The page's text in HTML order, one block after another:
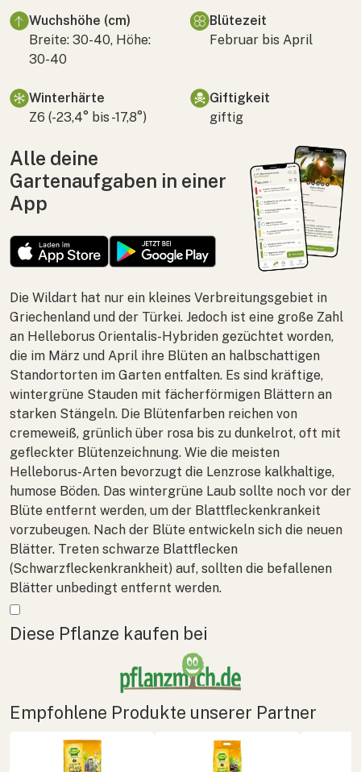
Wuchshöhe (cm)
Breite: 30-40, Höhe:
30-40
Blütezeit
Februar bis April
Winterhärte
Z6 (-23,4° bis -17,8°)
Giftigkeit
giftig
Alle deine
Gartenaufgaben in einer
App
Die Wildart hat nur ein kleines Verbreitungsgebiet in
Griechenland und der Türkei. Jedoch ist eine große Zahl
an Helleborus Orientalis-Hybriden gezüchtet worden,
die im März und April ihre Blüten an halbschattigen
Standortorten im Garten entfalten. Es sind kräftige,
wintergrüne Stauden mit fächerförmigen Blättern an
starken Stängeln. Die Blütenfarben reichen von
cremeweiß, grünlich über rosa bis zu dunkelrot, oft mit
gefleckter Blütenzeichnung. Wie die meisten
Helleborus-Arten bevorzugt die Lenzrose kalkhaltige,
humose Böden. Das wintergrüne Laub sollte noch vor der
Blüte entfernt werden, um der Blattfleckenkrankeit
vorzubeugen. Nach der Blüte entwickeln sich die neuen
Blätter. Treten schwarze Blattflecken
(Schwarzfleckenkrankheit) auf, sollten die befallenen
Blätter unbedingt entfernt werden.
Mehr anzeigen
Diese Pflanze kaufen bei
Empfohlene Produkte unserer Partner